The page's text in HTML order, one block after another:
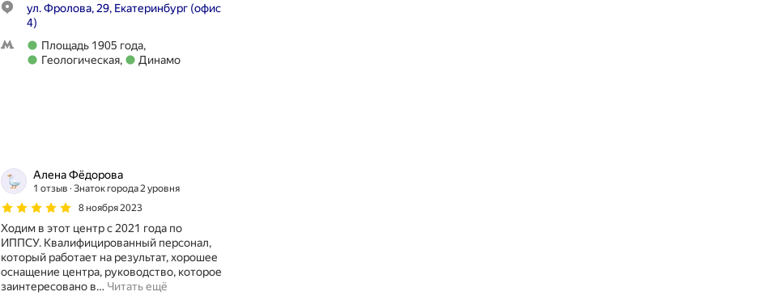
ул. Фролова, 29, Екатеринбург (офис
4)
Метро Площадь 1905 года
Площадь 1905 года,
Метро Геологическая
Геологическая,
Динамо
Алена Фёдорова
1 отзыв Знаток города 2 уровня
8 ноября 2023
Ходим в этот центр с 2021 года по
ИППСУ. Квалифицированный персонал,
который работает на результат, хорошее
оснащение центра, руководство, которое
заинтересовано в… Читать ещё